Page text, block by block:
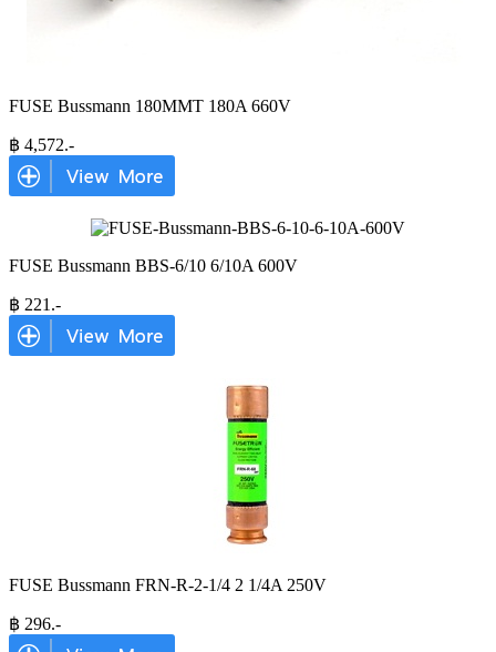
FUSE Bussmann 180MMT 180A 660V
฿ 4,572.-
FUSE Bussmann BBS-6/10 6/10A 600V
฿ 221 .-
FUSE Bussmann FRN-R-2-1/4 2 1/4A 250V
฿ 296.-